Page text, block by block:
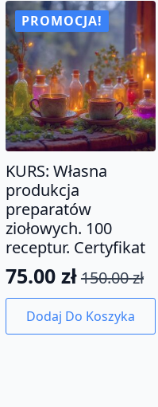
PROMOCJA!
KURS: Własna
produkcja
preparatów
ziołowych. 100
receptur. Certyfikat
150.00zł
Pierwotna
cena
wynosiła:
75.00 zł
Aktualna
cena
wynosi:
Dodaj Do Koszyka